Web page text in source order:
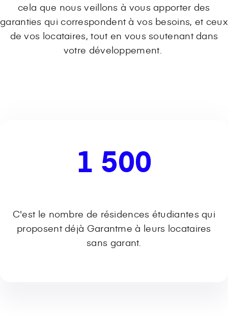
cela que nous veillons à vous apporter des
garanties qui correspondent à vos besoins, et ceux
de vos locataires, tout en vous soutenant dans
votre développement.
1 500
C'est le nombre de résidences étudiantes qui
proposent déjà Garantme à leurs locataires
sans garant.